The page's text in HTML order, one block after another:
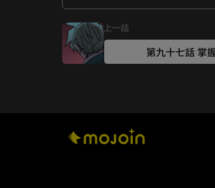
上一話
第九十七話 掌